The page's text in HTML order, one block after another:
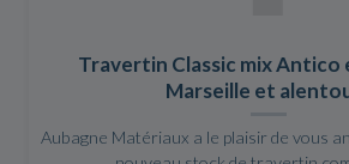
Travertin Classic mix Antico
Marseille et
Aubagne Matériaux a le plaisir de vous